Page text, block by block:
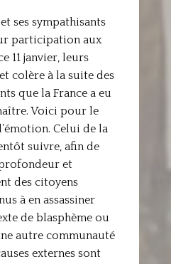
ses sympathisants
participation aux
11 janvier, leurs
colère à la suite des
que la France a eu
Voici pour le
Celui de la
suivre, afin de
et
des citoyens
à en assassiner
de blasphème ou
autre communauté
externes sont